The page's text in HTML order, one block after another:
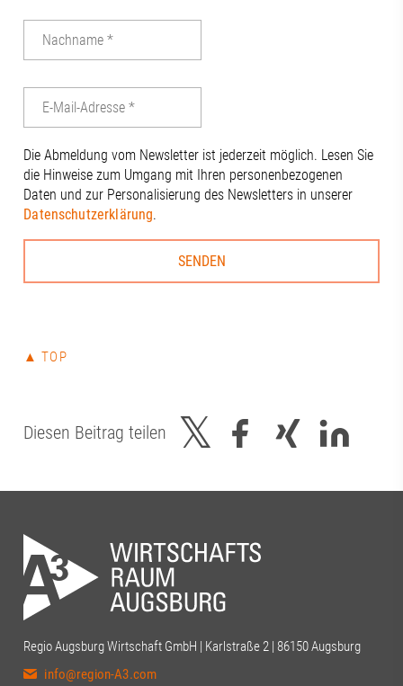
Die Abmeldung vom Newsletter ist jederzeit möglich. Lesen Sie
die Hinweise zum Umgang mit Ihren personenbezogenen
Daten und zur Personalisierung des Newsletters in unserer
Datenschutzerklärung.
▲ TOP
Diesen Beitrag teilen
Regio Augsburg Wirtschaft GmbH | Karlstraße 2 | 86150 Augsburg
info@region-A3.com